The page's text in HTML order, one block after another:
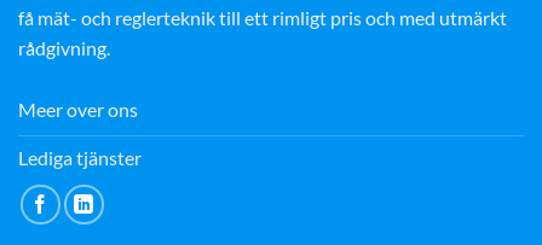
få mät- och reglerteknik till ett rimligt pris och med utmärkt
rådgivning.
Meer over ons
Lediga tjänster